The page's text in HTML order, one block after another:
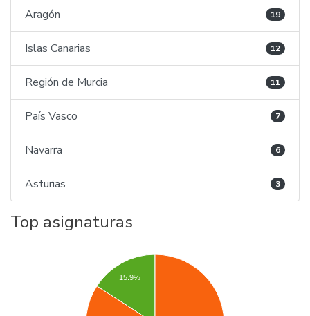
Aragón 19
Islas Canarias 12
Región de Murcia 11
País Vasco 7
Navarra 6
Asturias 3
Top asignaturas
15.9%